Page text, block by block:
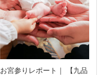
お宮参りレポート｜ 【九品